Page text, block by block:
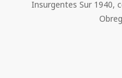
Insurgentes Sur 1940,